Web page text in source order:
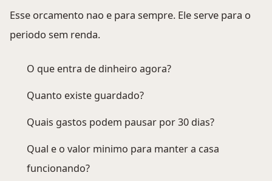
Esse orcamento nao e para sempre. Ele serve para o
periodo sem renda.
O que entra de dinheiro agora?
Quanto existe guardado?
Quais gastos podem pausar por 30 dias?
Qual e o valor minimo para manter a casa
funcionando?